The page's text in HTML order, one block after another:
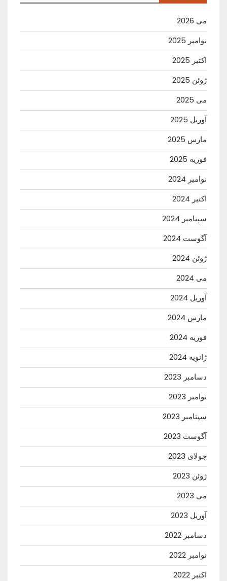
می 2026
نوامبر 2025
اکتبر 2025
ژوئن 2025
می 2025
آوریل 2025
مارس 2025
فوریه 2025
نوامبر 2024
اکتبر 2024
سپتامبر 2024
آگوست 2024
ژوئن 2024
می 2024
آوریل 2024
مارس 2024
فوریه 2024
ژانویه 2024
دسامبر 2023
نوامبر 2023
سپتامبر 2023
آگوست 2023
جولای 2023
ژوئن 2023
می 2023
آوریل 2023
دسامبر 2022
نوامبر 2022
اکتبر 2022